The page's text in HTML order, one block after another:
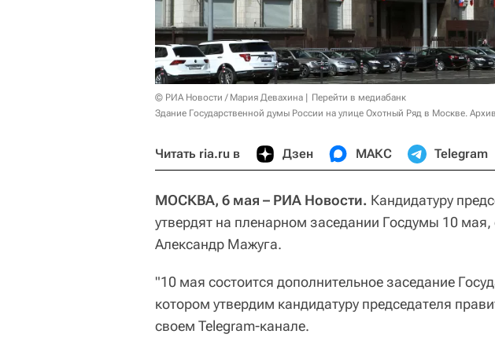
© РИА Новости / Мария Девахина
Перейти в медиабанк
Здание Государственной думы России на улице Охотный Ряд в Москве.
Читать ria.ru в Дзен МАКС Telegram
МОСКВА, 6 мая – РИА Новости. Кандидатуру
утвердят на пленарном заседании Госдумы 10
Александр Мажуга.
"10 мая состоится дополнительное заседание
котором утвердим кандидатуру председателя
своем Telegram-канале.